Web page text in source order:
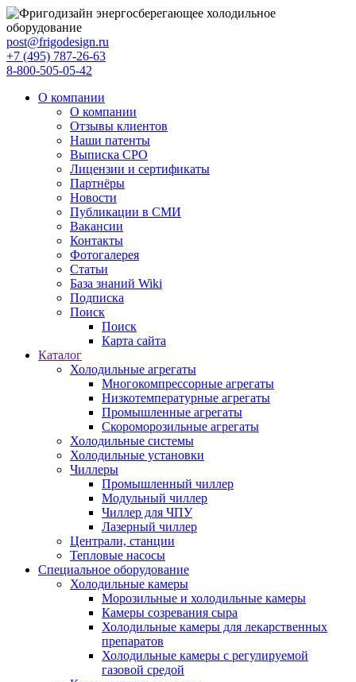
post@frigodesign.ru
+7 (495) 787-26-63
8-800-505-05-42
О компании
О компании
Отзывы клиентов
Наши патенты
Выписка СРО
Лицензии и сертификаты
Партнёры
Новости
Публикации в СМИ
Вакансии
Контакты
Фотогалерея
Статьи
База знаний Wiki
Подписка
Поиск
Поиск
Карта сайта
Каталог
Холодильные агрегаты
Многокомпрессорные агрегаты
Низкотемпературные агрегаты
Промышленные агрегаты
Скороморозильные агрегаты
Холодильные системы
Холодильные установки
Чиллеры
Промышленный чиллер
Модульный чиллер
Чиллер для ЧПУ
Лазерный чиллер
Централи, станции
Тепловые насосы
Специальное оборудование
Холодильные камеры
Морозильные и холодильные камеры
Камеры созревания сыра
Холодильные камеры для лекарственных
препаратов
Холодильные камеры с регулируемой
газовой средой